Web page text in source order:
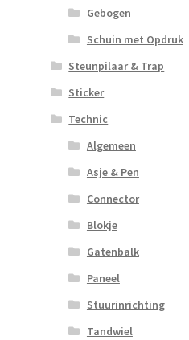
Gebogen
Schuin met Opdruk
Steunpilaar & Trap
Sticker
Technic
Algemeen
Asje & Pen
Connector
Blokje
Gatenbalk
Paneel
Stuurinrichting
Tandwiel